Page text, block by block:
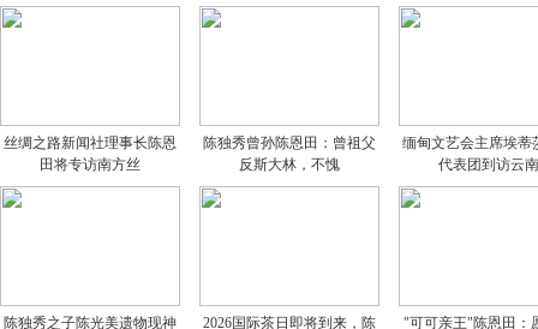
丝绸之路新闻社理事长陈恩
田将专访南方丝
陈独秀曾孙陈恩田：曾祖父
反斯大林，不愧
缅甸文艺会主席埃蒂
代表团到访云南
陈独秀之子陈光美遗物现神
2026国际茶日即将到来，陈
"可可亲王"陈恩田：